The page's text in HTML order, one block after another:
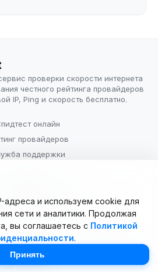
проверки скорости интернета
честного рейтинга провайдеров
IP, Ping и скорость бесплатно.
онлайн
провайдеров
поддержки
использования
(ИП Долматова В.В.). Все права
и используем cookie для
сети и аналитики. Продолжая
вы соглашаетесь с Политикой
.
Принять